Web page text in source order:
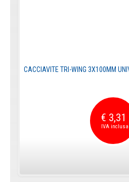
CACCIAVITE TRI-WING 3X100MM
€ 3,31